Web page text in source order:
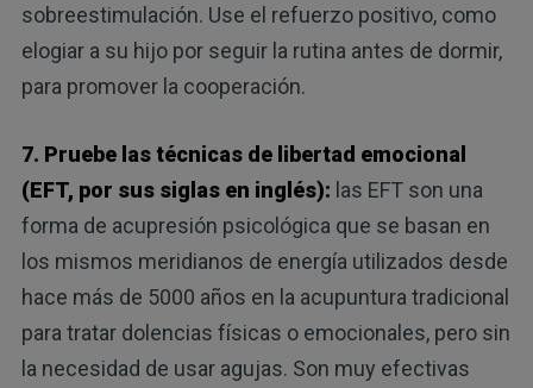
sobreestimulación. Use el refuerzo positivo, como
elogiar a su hijo por seguir la rutina antes de dormir,
para promover la cooperación.
7. Pruebe las técnicas de libertad emocional
(EFT, por sus siglas en inglés): las EFT son una
forma de acupresión psicológica que se basan en
los mismos meridianos de energía utilizados desde
hace más de 5000 años en la acupuntura tradicional
para tratar dolencias físicas o emocionales, pero sin
la necesidad de usar agujas. Son muy efectivas